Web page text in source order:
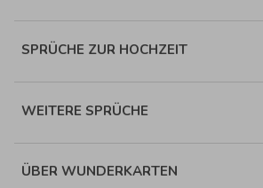
SPRÜCHE ZUR HOCHZEIT
WEITERE SPRÜCHE
ÜBER WUNDERKARTEN